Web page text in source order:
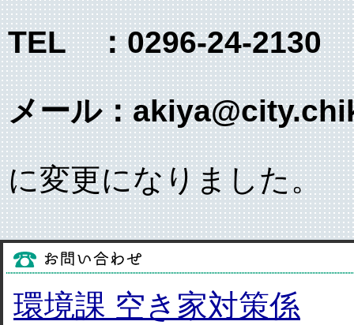
TEL ：0296-24-2130
メール：
に変更になりました。
環境課 空き家対策係